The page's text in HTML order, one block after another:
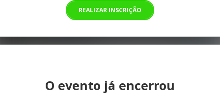
REALIZAR INSCRIÇÃO
O evento já encerrou